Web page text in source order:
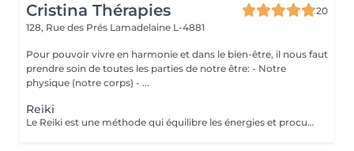
Cristina Thérapies
20
128, Rue des Prés Lamadelaine L-4881
Pour pouvoir vivre en harmonie et dans le bien-être, il nous faut
prendre soin de toutes les parties de notre être: - Notre
physique (notre corps) - ...
Reiki
Le Reiki est une méthode qui équilibre les énergies et procure un apaisement physique, psychique et émotionnel. Lors d'une séance de Reiki (Rei signifie esprit-conscience, Ki signifie énergie-sensation), le praticien dirige l'énergie universelle vers les zones du corps qui en ont le plus besoin, faisant en sorte que l'énergie circule uniformément et harmonieusement. Une séance permet : d'apaiser le corps et l'esprit de procurer un sentiment de bien-être d'harmoniser la circulation de l'énergie de favoriser un état de relaxation de soutenir le potentiel de guérison de retrouver un sommeil réparateur retrouver une meilleure circulation sanguine réduire les douleurs physiques réduire le stress Les séances de reiki peuvent être pratiquées à titre préventif, ou en accompagnement des soins médicaux, mais ne peuvent en aucun cas, se substituer aux traitements médicaux. Paiement sur place en espèces.